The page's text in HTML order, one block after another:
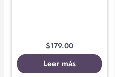
$179.00
Leer más